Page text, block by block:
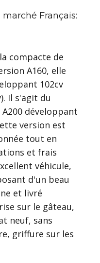
Français:
compacte de
A160, elle
102cv
Il s'agit du
développant
version est
tout en
et frais
véhicule,
d'un beau
et livré
sur le gâteau,
neuf, sans
griffure sur les